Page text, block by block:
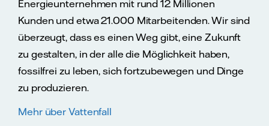
Energieunternehmen mit rund 12 Millionen
Kunden und etwa 21.000 Mitarbeitenden. Wir sind
überzeugt, dass es einen Weg gibt, eine Zukunft
zu gestalten, in der alle die Möglichkeit haben,
fossilfrei zu leben, sich fortzubewegen und Dinge
zu produzieren.
Mehr über Vattenfall